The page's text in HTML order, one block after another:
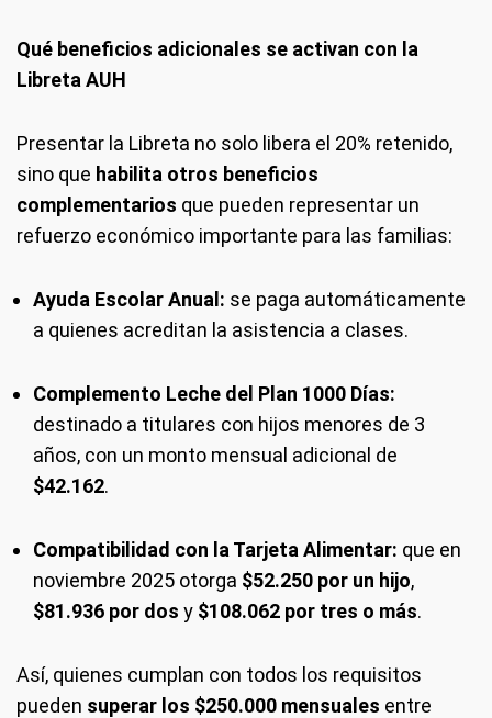
Qué beneficios adicionales se activan con la
Libreta AUH
Presentar la Libreta no solo libera el 20% retenido,
sino que habilita otros beneficios
complementarios que pueden representar un
refuerzo económico importante para las familias:
Ayuda Escolar Anual: se paga automáticamente
a quienes acreditan la asistencia a clases.
Complemento Leche del Plan 1000 Días:
destinado a titulares con hijos menores de 3
años, con un monto mensual adicional de
$42.162.
Compatibilidad con la Tarjeta Alimentar: que en
noviembre 2025 otorga $52.250 por un hijo,
$81.936 por dos y $108.062 por tres o más.
Así, quienes cumplan con todos los requisitos
pueden superar los $250.000 mensuales entre